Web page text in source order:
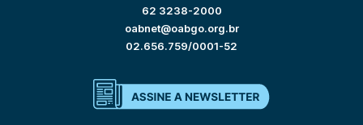
62 3238-2000
oabnet@oabgo.org.br
02.656.759/0001-52